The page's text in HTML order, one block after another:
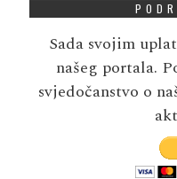
Sada svojim
našeg portala.
svjedočanstvo o